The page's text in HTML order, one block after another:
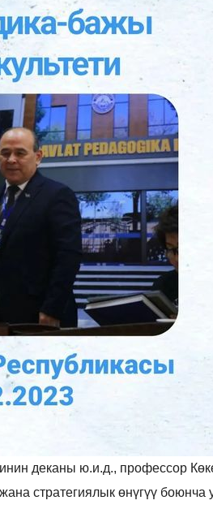
деканы ю.и.д., профессор
стратегиялык өнүгүү боюнча